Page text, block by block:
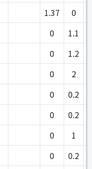
1.37 0
0 1.1
0 1.2
0 2
0 0.2
0 0.2
0 1
0 0.2